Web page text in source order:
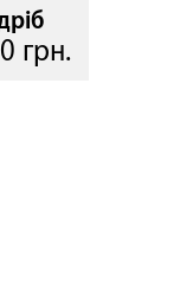
грн.